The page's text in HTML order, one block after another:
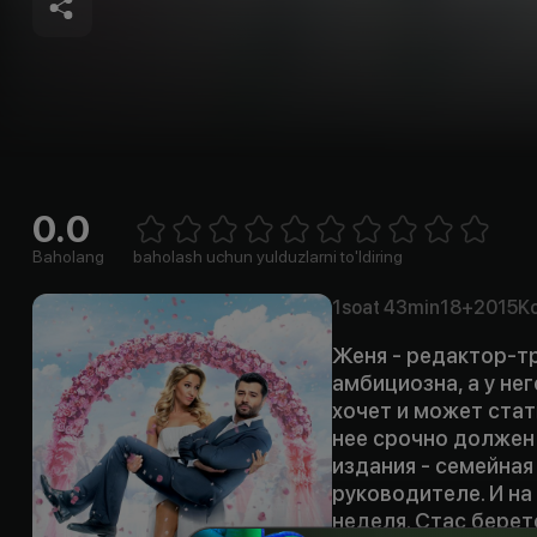
0.0
Baholang 1 Star2 Stars3 Stars4 Stars5 Stars6 Stars7 Stars8 Stars
baholash uchun yulduzlarni to'ldiring
1soat 43min18+2015
Женя - редактор-
амбициозна, а у
хочет и может
нее срочно должен
издания -
руководителе. И
неделя. Стас